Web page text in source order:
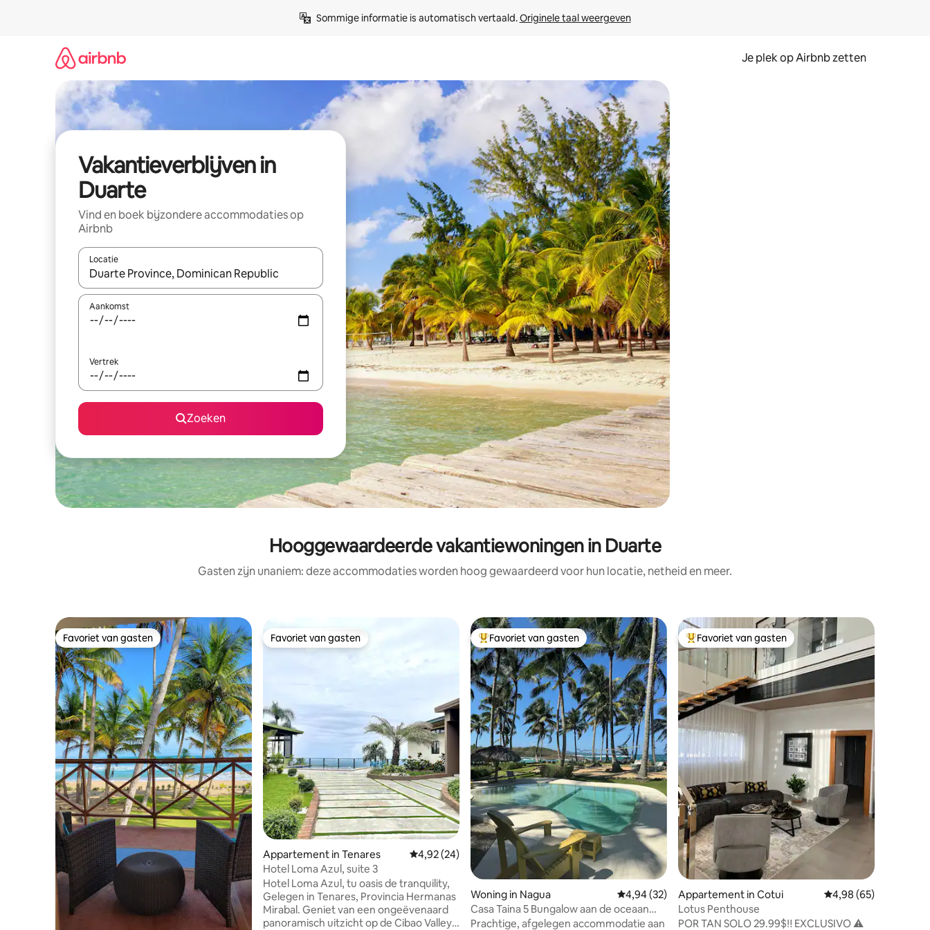
Sommige informatie is automatisch vertaald. Originele taal weergeven
Je plek op Airbnb zetten
Vakantieverblijven in
Duarte
Vind en boek bijzondere accommodaties op
Airbnb
Locatie
Wanneer er resultaten beschikbaar zijn, maak je een keuze met je de pijltjestoetsen omhoog en omlaag, óf door te tikken of swipen.
Aankomst
Vertrek
Zoeken
Hooggewaardeerde vakantiewoningen in Duarte
Gasten zijn unaniem: deze accommodaties worden hoog gewaardeerd voor hun locatie, netheid en meer.
Favoriet van gasten
Favoriet van gasten Favoriet van gasten
Favoriet van gasten
Appartement in Tenares Gemiddelde beoordeling van 4,92 op 5, 24 recensies
4,92 (24)
Hotel Loma Azul, suite 3
Hotel Loma Azul, tu oasis de tranquility,
Gelegen in Tenares, Provincia Hermanas
Mirabal. Geniet van een ongeëvenaard
panoramisch uitzicht op de Cibao Valley
Topfavoriet van gasten
Favoriet van gasten
Woning in Nagua Gemiddelde beoordeling van 4,94 op 5, 32 recensies
4,94 (32)
Casa Taina 5 Bungalow aan de oceaan
met butler en chef-kok
Prachtige, afgelegen accommodatie aan
Topfavoriet van gasten
Favoriet van gasten
Appartement in Cotui Gemiddelde
4,98 (65)
Lotus Penthouse
POR TAN SOLO 29.99$‼️ EXCLUSIVO ⚠️